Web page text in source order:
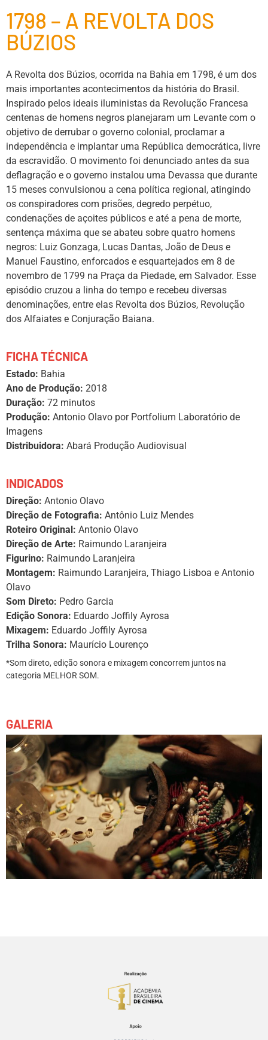
1798 – A REVOLTA DOS
BÚZIOS
A Revolta dos Búzios, ocorrida na Bahia em 1798, é um dos
mais importantes acontecimentos da história do Brasil.
Inspirado pelos ideais iluministas da Revolução Francesa
centenas de homens negros planejaram um Levante com o
objetivo de derrubar o governo colonial, proclamar a
independência e implantar uma República democrática, livre
da escravidão. O movimento foi denunciado antes da sua
deflagração e o governo instalou uma Devassa que durante
15 meses convulsionou a cena política regional, atingindo
os conspiradores com prisões, degredo perpétuo,
condenações de açoites públicos e até a pena de morte,
sentença máxima que se abateu sobre quatro homens
negros: Luiz Gonzaga, Lucas Dantas, João de Deus e
Manuel Faustino, enforcados e esquartejados em 8 de
novembro de 1799 na Praça da Piedade, em Salvador. Esse
episódio cruzou a linha do tempo e recebeu diversas
denominações, entre elas Revolta dos Búzios, Revolução
dos Alfaiates e Conjuração Baiana.
FICHA TÉCNICA
Estado: Bahia
Ano de Produção: 2018
Duração: 72 minutos
Produção: Antonio Olavo por Portfolium Laboratório de
Imagens
Distribuidora: Abará Produção Audiovisual
INDICADOS
Direção: Antonio Olavo
Direção de Fotografia: Antônio Luiz Mendes
Roteiro Original: Antonio Olavo
Direção de Arte: Raimundo Laranjeira
Figurino: Raimundo Laranjeira
Montagem: Raimundo Laranjeira, Thiago Lisboa e Antonio
Olavo
Som Direto: Pedro Garcia
Edição Sonora: Eduardo Joffily Ayrosa
Mixagem: Eduardo Joffily Ayrosa
Trilha Sonora: Maurício Lourenço
*Som direto, edição sonora e mixagem concorrem juntos na
categoria MELHOR SOM.
GALERIA